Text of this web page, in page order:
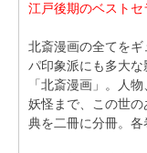
江戸後期のベストセ
北斎漫画の全てを
パ印象派にも多大
「北斎漫画」。人
妖怪まで、この世
典を二冊に分冊。各